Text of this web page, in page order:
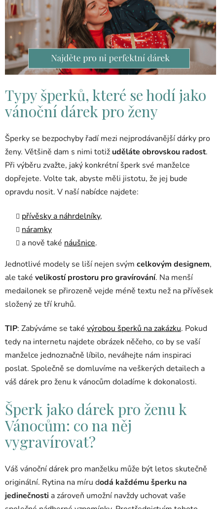
Typy šperků, které se hodí jako
vánoční dárek pro ženy
Šperky se bezpochyby řadí mezi nejprodávanější dárky pro
ženy. Většině dam s nimi totiž uděláte obrovskou radost.
Při výběru zvažte, jaký konkrétní šperk své manželce
dopřejete. Volte tak, abyste měli jistotu, že jej bude
opravdu nosit. V naší nabídce najdete:
přívěsky a náhrdelníky,
náramky
a nově také náušnice.
Jednotlivé modely se liší nejen svým celkovým designem,
ale také velikostí prostoru pro gravírování. Na menší
medailonek se přirozeně vejde méně textu než na přívěsek
složený ze tří kruhů.
TIP: Zabýváme se také výrobou šperků na zakázku. Pokud
tedy na internetu najdete obrázek něčeho, co by se vaší
manželce jednoznačně líbilo, neváhejte nám inspiraci
poslat. Společně se domluvíme na veškerých detailech a
váš dárek pro ženu k vánocům doladíme k dokonalosti.
Šperk jako dárek pro ženu k
Vánocům: co na něj
vygravírovat?
Váš vánoční dárek pro manželku může být letos skutečně
originální. Rytina na míru dodá každému šperku na
jedinečnosti a zároveň umožní navždy uchovat vaše